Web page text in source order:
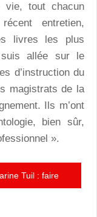
vie, tout chacun
entretien,
livres les plus
allée sur le
d’instruction du
magistrats de la
Ils m’ont
bien sûr,
».
Tuil : faire